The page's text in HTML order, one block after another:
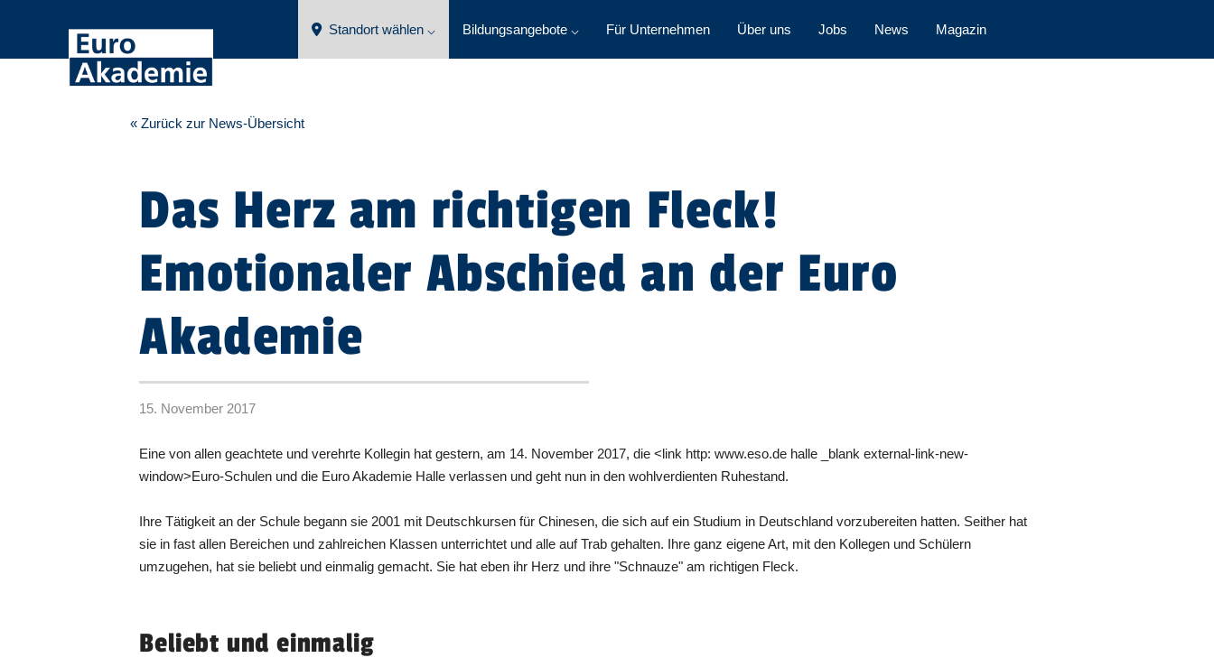
Standort wählen ⌵ Bildungsangebote ⌵ Für Unternehmen Über uns Jobs News Magazin
« Zurück zur News-Übersicht
Das Herz am richtigen Fleck!
Emotionaler Abschied an der Euro
Akademie
15. November 2017
Eine von allen geachtete und verehrte Kollegin hat gestern, am 14. November 2017, die <link http: www.eso.de halle _blank external-link-new-
window>Euro-Schulen und die Euro Akademie Halle verlassen und geht nun in den wohlverdienten Ruhestand.
Ihre Tätigkeit an der Schule begann sie 2001 mit Deutschkursen für Chinesen, die sich auf ein Studium in Deutschland vorzubereiten hatten. Seither hat
sie in fast allen Bereichen und zahlreichen Klassen unterrichtet und alle auf Trab gehalten. Ihre ganz eigene Art, mit den Kollegen und Schülern
umzugehen, hat sie beliebt und einmalig gemacht. Sie hat eben ihr Herz und ihre "Schnauze" am richtigen Fleck.
Beliebt und einmalig